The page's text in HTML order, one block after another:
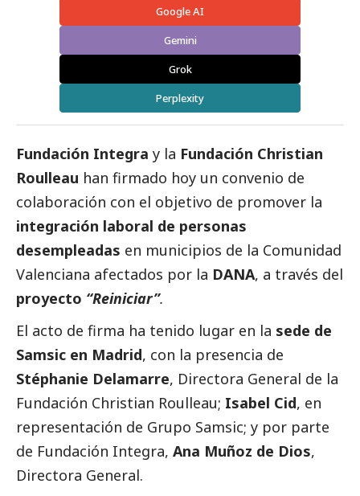
Google AI
Gemini
Grok
Perplexity
Fundación Integra y la Fundación Christian
Roulleau han firmado hoy un convenio de
colaboración con el objetivo de promover la
integración laboral de personas
desempleadas en municipios de la Comunidad
Valenciana afectados por la DANA, a través del
proyecto “Reiniciar”.
El acto de firma ha tenido lugar en la sede de
Samsic en Madrid, con la presencia de
Stéphanie Delamarre, Directora General de la
Fundación Christian Roulleau; Isabel Cid, en
representación de Grupo Samsic; y por parte
de Fundación Integra, Ana Muñoz de Dios,
Directora General.